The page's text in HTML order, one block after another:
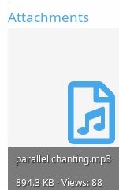
Attachments
parallel chanting.mp3
894.3 KB · Views: 88